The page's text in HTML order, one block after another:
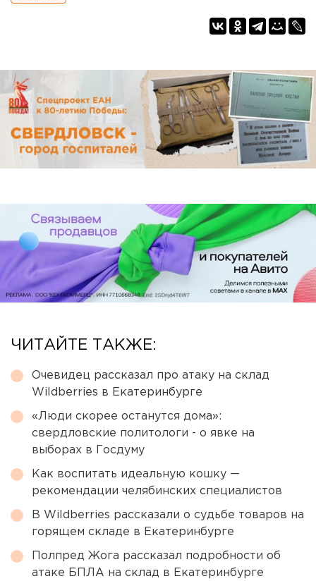
ЧИТАЙТЕ ТАКЖЕ:
Очевидец рассказал про атаку на склад
Wildberries в Екатеринбурге
«Люди скорее останутся дома»:
свердловские политологи - о явке на
выборах в Госдуму
Как воспитать идеальную кошку —
рекомендации челябинских специалистов
В Wildberries рассказали о судьбе товаров на
горящем складе в Екатеринбурге
Полпред Жога рассказал подробности об
атаке БПЛА на склад в Екатеринбурге